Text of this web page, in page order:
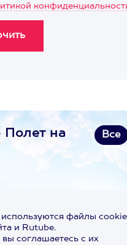
Полет на
Все
файлы cookie
и Rutube.
соглашаетесь с их